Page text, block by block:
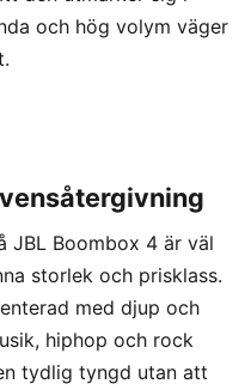
och hög volym väger
JBL Boombox 4 är väl
storlek och prisklass.
med djup och
hiphop och rock
tydlig tyngd utan att